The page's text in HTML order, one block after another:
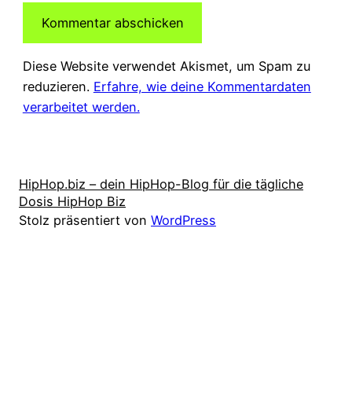
Diese Website verwendet Akismet, um Spam zu
reduzieren. Erfahre, wie deine Kommentardaten
verarbeitet werden.
HipHop.biz – dein HipHop-Blog für die tägliche
Dosis HipHop Biz
Stolz präsentiert von WordPress